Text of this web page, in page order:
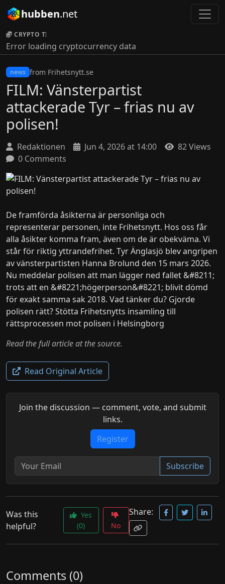
hubben.net
CRYPTO TICKER:
Error loading cryptocurrency data
news from Frihetsnytt.se
FILM: Vänsterpartist
attackerade Tyr – frias nu av
polisen!
Redaktionen Jun 4, 2026 at 14:00
82 Views
0 Comments
De framförda åsikterna är personliga och
representerar personen, inte Frihetsnytt. Hos oss får
alla åsikter komma fram, även om de är obekväma. Vi
står för riktig yttrandefrihet. Tyr Änglasjö blev angripen
av vänsterpartisten Hanna Brolund den 15 mars 2026.
Nu meddelar polisen att man lägger ned fallet &#8211;
trots att en &#8221;högerperson&#8221; blivit dömd
för exakt samma sak 2018. Vad tänker du? Gjorde
polisen rätt? Stötta Frihetsnytts insamling till
rättsprocessen mot polisen i Helsingborg
Read the full article at the source.
Read Original Article
Join the discussion — comment, vote, and submit
links.
Register
Subscribe
Was this
helpful?
Yes
(0)
No
Share:
Comments (0)